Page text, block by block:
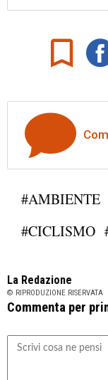
#AMBIENTE
#CICLISMO
La Redazione
© RIPRODUZIONE RISERVATA
Commenta per